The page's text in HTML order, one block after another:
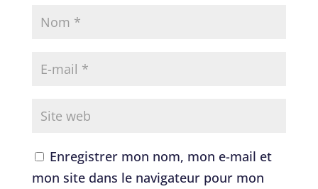
Enregistrer mon nom, mon e-mail et
mon site dans le navigateur pour mon